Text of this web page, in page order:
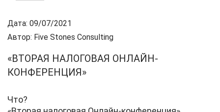
Дата: 09/07/2021
Автор: Five Stones Consulting
«ВТОРАЯ НАЛОГОВАЯ ОНЛАЙН-
КОНФЕРЕНЦИЯ»
Что?